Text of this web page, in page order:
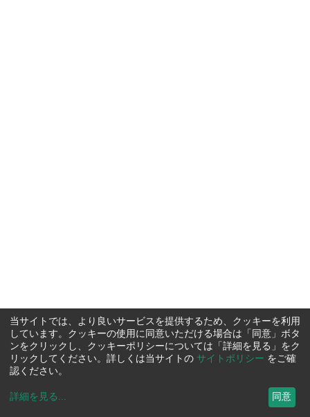
当サイトでは、より良いサービスを提供するため、クッキーを利用
しています。クッキーの使用に同意いただける場合は「同意」ボタ
ンをクリックし、クッキーポリシーについては「詳細を見る」をク
リックしてください。詳しくは当サイトの サイトポリシー をご確
認ください。
詳細を見る ... 同意